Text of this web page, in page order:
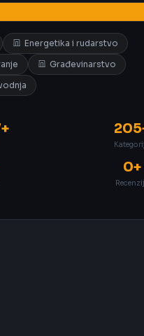
Energetika i rudarstvo
Građevinarstvo
0+